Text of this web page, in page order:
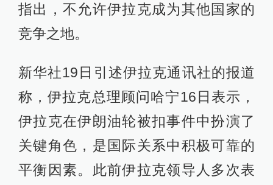
指出，不允许伊拉克成为其他国家的
竞争之地。
新华社19日引述伊拉克通讯社的报道
称，伊拉克总理顾问哈宁16日表示，
伊拉克在伊朗油轮被扣事件中扮演了
关键角色，是国际关系中积极可靠的
平衡因素。此前伊拉克领导人多次表